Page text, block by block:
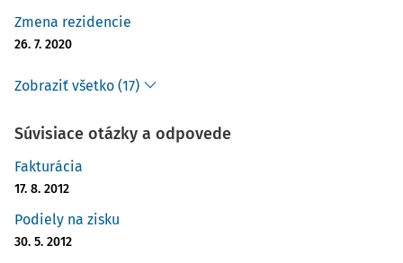
Zmena rezidencie
26. 7. 2020
Zobraziť všetko (17)
Súvisiace otázky a odpovede
Fakturácia
17. 8. 2012
Podiely na zisku
30. 5. 2012